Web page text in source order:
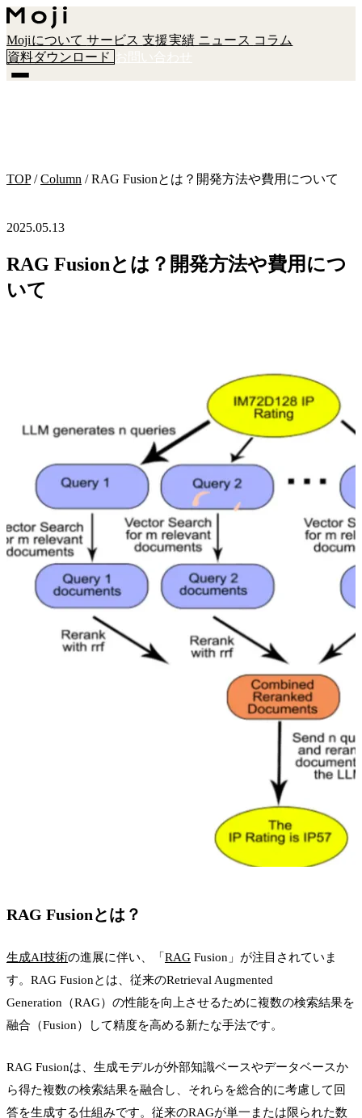
Mojiについてサービス支援実績 ニュース コラム
資料ダウンロード
TOP / Column / RAG Fusionとは？開発方法や費用について
2025.05.13
RAG Fusionとは？開発方法や費用につ
いて
RAG Fusionとは？
生成AI技術の進展に伴い、「 RAG Fusion」が注目されていま
す。RAG Fusionとは、従来のRetrieval Augmented
Generation（RAG）の性能を向上させるために複数の検索結果を
融合（Fusion）して精度を高める新たな手法です。
RAG Fusionは、生成モデルが外部知識ベースやデータベースか
ら得た複数の検索結果を融合し、それらを総合的に考慮して回
答を生成する仕組みです。従来のRAGが単一または限られた数